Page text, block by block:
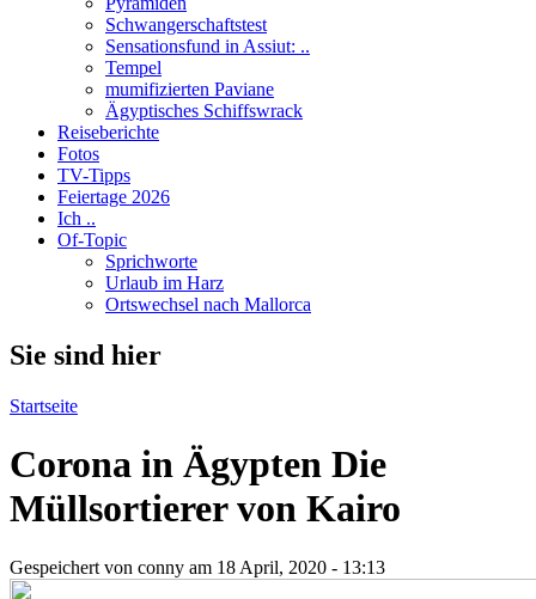
Schwangerschaftstest
Sensationsfund in Assiut: ..
Tempel
mumifizierten Paviane
Ägyptisches Schiffswrack
Reiseberichte
Fotos
TV-Tipps
Feiertage 2026
Ich ..
Of-Topic
Sprichworte
Urlaub im Harz
Ortswechsel nach Mallorca
Sie sind hier
Startseite
Corona in Ägypten Die
Müllsortierer von Kairo
Gespeichert von conny am 18 April, 2020 - 13:13